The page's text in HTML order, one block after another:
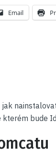
Email
bude